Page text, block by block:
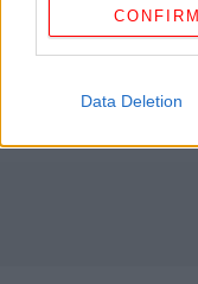
CONFIRM
Data Deletion